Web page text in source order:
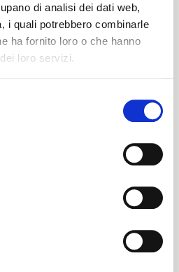
di analisi dei dati web,
i quali potrebbero combinarle
ha fornito loro o che hanno
loro servizi.